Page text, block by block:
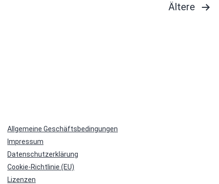
Ältere
Allgemeine Geschäftsbedingungen
Impressum
Datenschutzerklärung
Cookie-Richtlinie (EU)
Lizenzen